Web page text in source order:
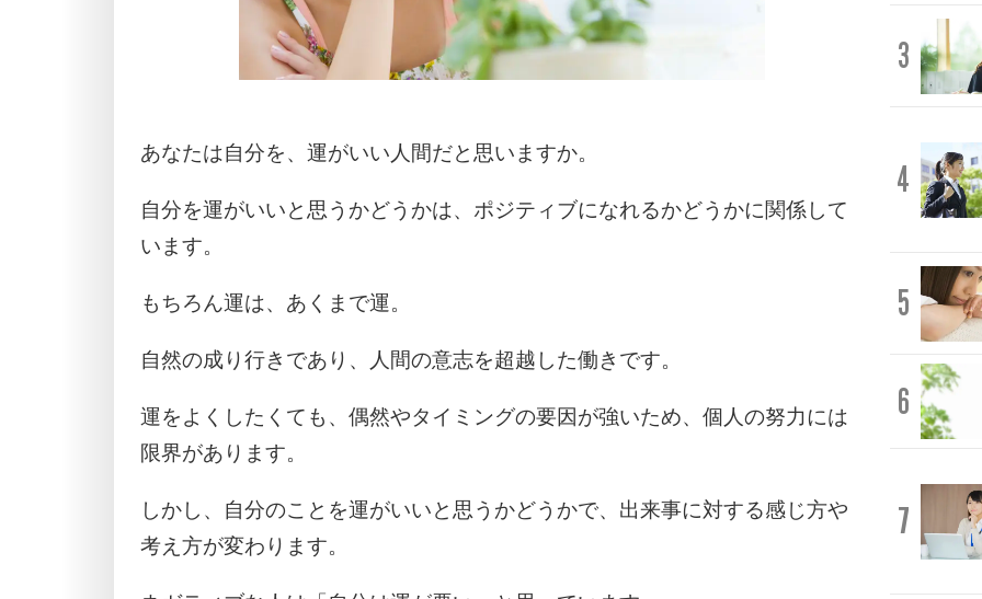
あなたは自分を、運がいい人間だと思いますか。
自分を運がいいと思うかどうかは、ポジティブになれるかどうかに関係して
います。
もちろん運は、あくまで運。
自然の成り行きであり、人間の意志を超越した働きです。
運をよくしたくても、偶然やタイミングの要因が強いため、個人の努力には
限界があります。
しかし、自分のことを運がいいと思うかどうかで、出来事に対する感じ方や
考え方が変わります。
3
4
5
6
7